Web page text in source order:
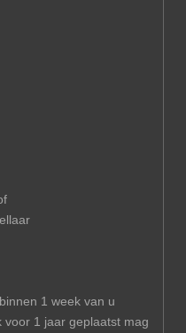
1 week van u
1 jaar geplaatst mag